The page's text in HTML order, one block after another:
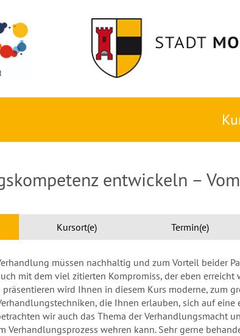
entwickeln –
Kursort(e) Termin(e)
müssen nachhaltig und zum Vorteil beider
mit dem viel zitierten Kompromiss, der eben erreicht
präsentieren wird Ihnen in diesem Kurs moderne, zum
die Ihnen erlauben, sich auf eine
wir auch das Thema der Verhandlungsmacht
Verhandlungsprozess wehren kann. Sehr gerne